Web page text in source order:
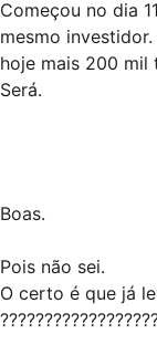
Começou no dia
mesmo
hoje mais 200 mil
Será.
Boas.
Pois não sei.
O certo é que já